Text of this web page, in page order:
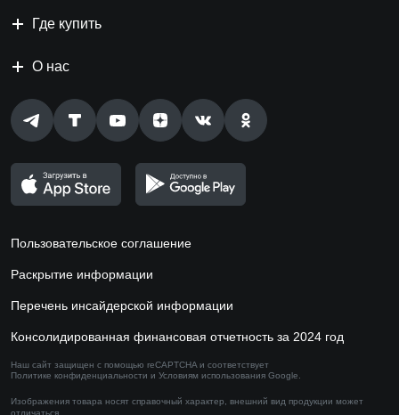
Где купить
О нас
Пользовательское соглашение
Раскрытие информации
Перечень инсайдерской информации
Консолидированная финансовая отчетность за 2024 год
Наш сайт защищен с помощью reCAPTCHA и соответствует
Политике конфиденциальности и Условиям использования Google.
Изображения товара носят справочный характер, внешний вид продукции может